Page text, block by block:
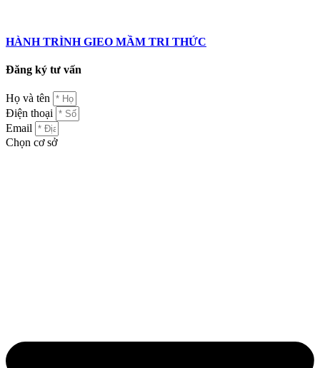
HÀNH TRÌNH GIEO MẦM TRI THỨC
Đăng ký tư vấn
Họ và tên
Điện thoại
Email
Chọn cơ sở